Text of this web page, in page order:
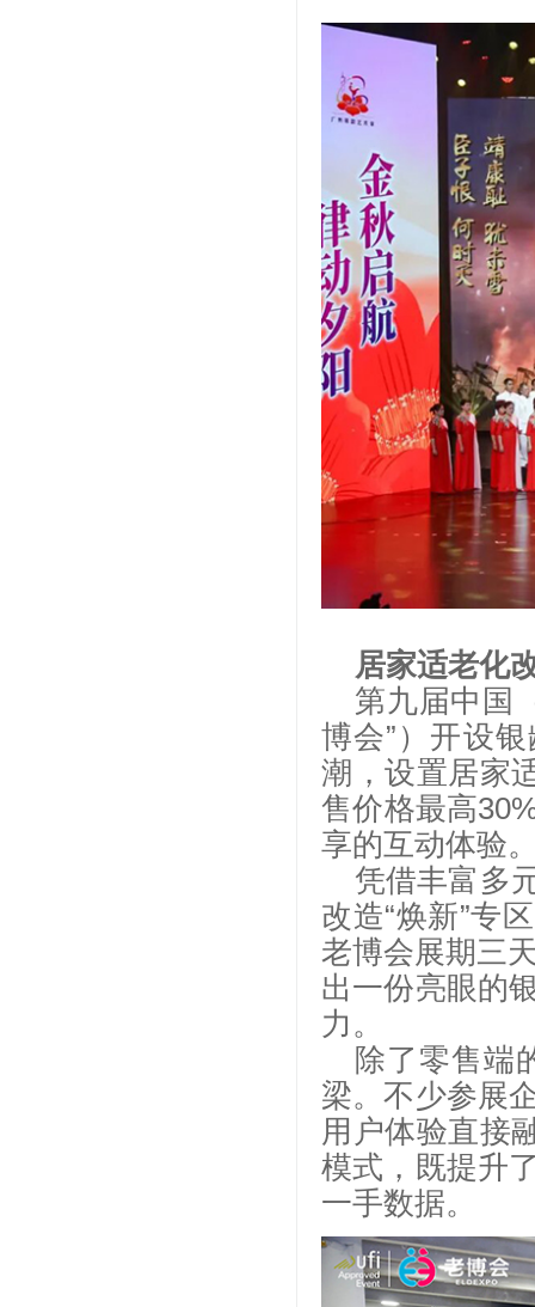
居家适老化
第九届中国
博会”）开设
潮，设置居家
售价格最高
享的互动体验
凭借丰富多
改造“焕新”专
老博会展期三
出一份亮眼的
力。
除了零售端
梁。不少参展
用户体验直接
模式，既提升
一手数据。